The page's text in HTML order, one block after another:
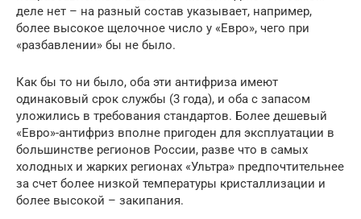
деле нет – на разный состав указывает, например,
более высокое щелочное число у «Евро», чего при
«разбавлении» бы не было.
Как бы то ни было, оба эти антифриза имеют
одинаковый срок службы (3 года), и оба с запасом
уложились в требования стандартов. Более дешевый
«Евро»-антифриз вполне пригоден для эксплуатации в
большинстве регионов России, разве что в самых
холодных и жарких регионах «Ультра» предпочтительнее
за счет более низкой температуры кристаллизации и
более высокой – закипания.